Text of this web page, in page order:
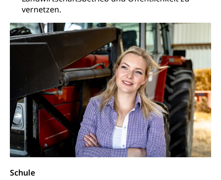
vernetzen.
Schule
Geburt, Heirat, Ehe, Partnerschaft, Tod,
Zivilstandsamt, Zivilstandsregiste
Zivilstandswesen
Adoption
Adoptivkind, Adoptiveltern, Adoptionsvermittlung,
Adoptionsverfahren, elterliche Gewalt, elterliche
Sorge
Adoption
Aufenthaltsbewilligungen
Niederlassungsbewilligung, Aufenthalt,
Niederlassung, Wohnsitz
Amt für Migration
Ausweise und Bescheinigungen